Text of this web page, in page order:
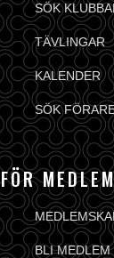
SÖK
TÄVLINGAR
KALENDER
SÖK
FÖR
BLI MEDLEM